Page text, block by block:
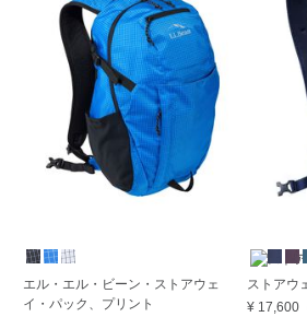
エル・エル・ビーン・ストアウェ
イ・パック、プリント
ストアウ
¥ 17,600